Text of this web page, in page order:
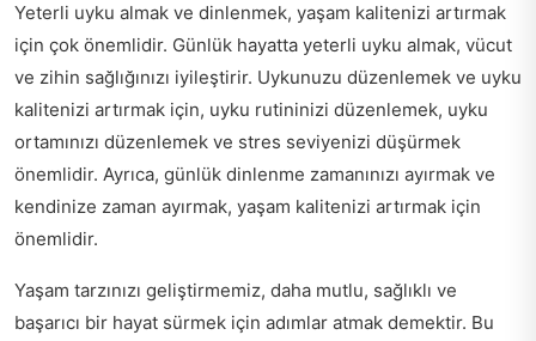
Yeterli uyku almak ve dinlenmek, yaşam kalitenizi artırmak
için çok önemlidir. Günlük hayatta yeterli uyku almak, vücut
ve zihin sağlığınızı iyileştirir. Uykunuzu düzenlemek ve uyku
kalitenizi artırmak için, uyku rutininizi düzenlemek, uyku
ortamınızı düzenlemek ve stres seviyenizi düşürmek
önemlidir. Ayrıca, günlük dinlenme zamanınızı ayırmak ve
kendinize zaman ayırmak, yaşam kalitenizi artırmak için
önemlidir.
Yaşam tarzınızı geliştirmemiz, daha mutlu, sağlıklı ve
başarıcı bir hayat sürmek için adımlar atmak demektir. Bu